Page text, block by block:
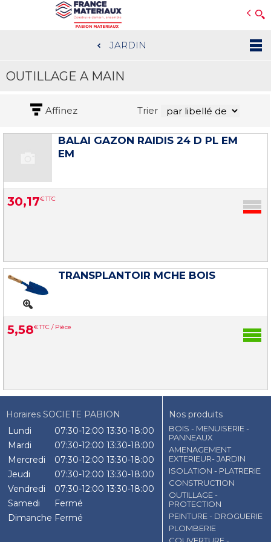
au
contenu
JARDIN
OUTILLAGE A MAIN
Affinez Trier
BALAI GAZON RAIDIS 24 D PL EM
EM
30,17€TTC
TRANSPLANTOIR MCHE BOIS
5,58€TTC / Pièce
Horaires SOCIETE PABION
Lundi
07:30-12:00 13:30-18:00
Mardi
07:30-12:00 13:30-18:00
Mercredi
07:30-12:00 13:30-18:00
Jeudi
07:30-12:00 13:30-18:00
Vendredi
07:30-12:00 13:30-18:00
Samedi
Fermé
Dimanche Fermé
Nos produits
BOIS - MENUISERIE -
PANNEAUX
AMENAGEMENT
EXTERIEUR- JARDIN
ISOLATION - PLATRERIE
CONSTRUCTION
OUTILLAGE -
PROTECTION
PEINTURE - DROGUERIE
PLOMBERIE